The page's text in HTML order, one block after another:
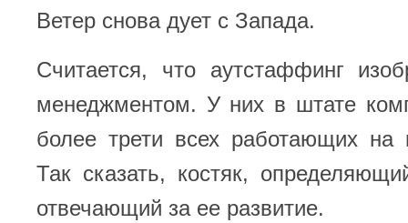
Ветер снова дует с Запада.
Считается, что аутстаффинг
менеджментом. У них в штате
более трети всех работающих на
Так сказать, костяк,
отвечающий за ее развитие.